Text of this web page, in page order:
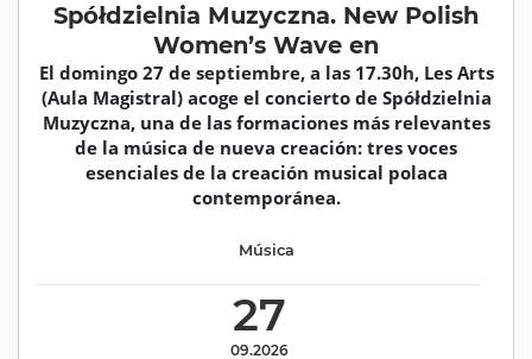
Spółdzielnia Muzyczna. New Polish
Women’s Wave en
El domingo 27 de septiembre, a las 17.30h, Les Arts
(Aula Magistral) acoge el concierto de Spółdzielnia
Muzyczna, una de las formaciones más relevantes
de la música de nueva creación: tres voces
esenciales de la creación musical polaca
contemporánea.
27
09.2026
Música